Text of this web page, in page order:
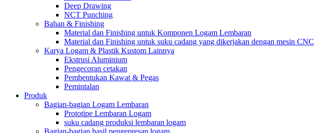
Deep Drawing
NCT Punching
Bahan & Finishing
Material dan Finishing untuk Komponen Logam Lembaran
Material dan Finishing untuk suku cadang yang dikerjakan dengan mesin CNC
Karya Logam & Plastik Kustom Lainnya
Ekstrusi Aluminium
Pengecoran cetakan
Pembentukan Kawat & Pegas
Pemintalan
Produk
Bagian-bagian Logam Lembaran
Prototipe Lembaran Logam
suku cadang produksi lembaran logam
Bagian-bagian hasil pengepresan logam